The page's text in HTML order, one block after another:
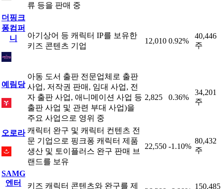
류 등을 판매 중
더핑크
퐁컴퍼
니
아기상어 등 캐릭터 IP를 보유한
키즈 콘텐츠 기업
12,010 0.92%
40,446
주
예림당
아동 도서 출판 전문업체로 출판
사업, 저작권 판매, 임대 사업, 전
자 출판 사업, 애니메이션 사업 등
출판 사업 및 관련 부대 사업)을
주요 사업으로 영위 중
2,825 0.36%
34,201
주
오로라 캐릭터 완구 및 캐릭터 컨텐츠 전
문 기업으로 핑크퐁 캐릭터 제품
생산 및 토이플러스 완구 판매 브
랜드를 보유
22,550 -1.10%
80,432
주
SAMG
엔터
키즈 캐릭터 콘텐츠와 완구를 제
150,485